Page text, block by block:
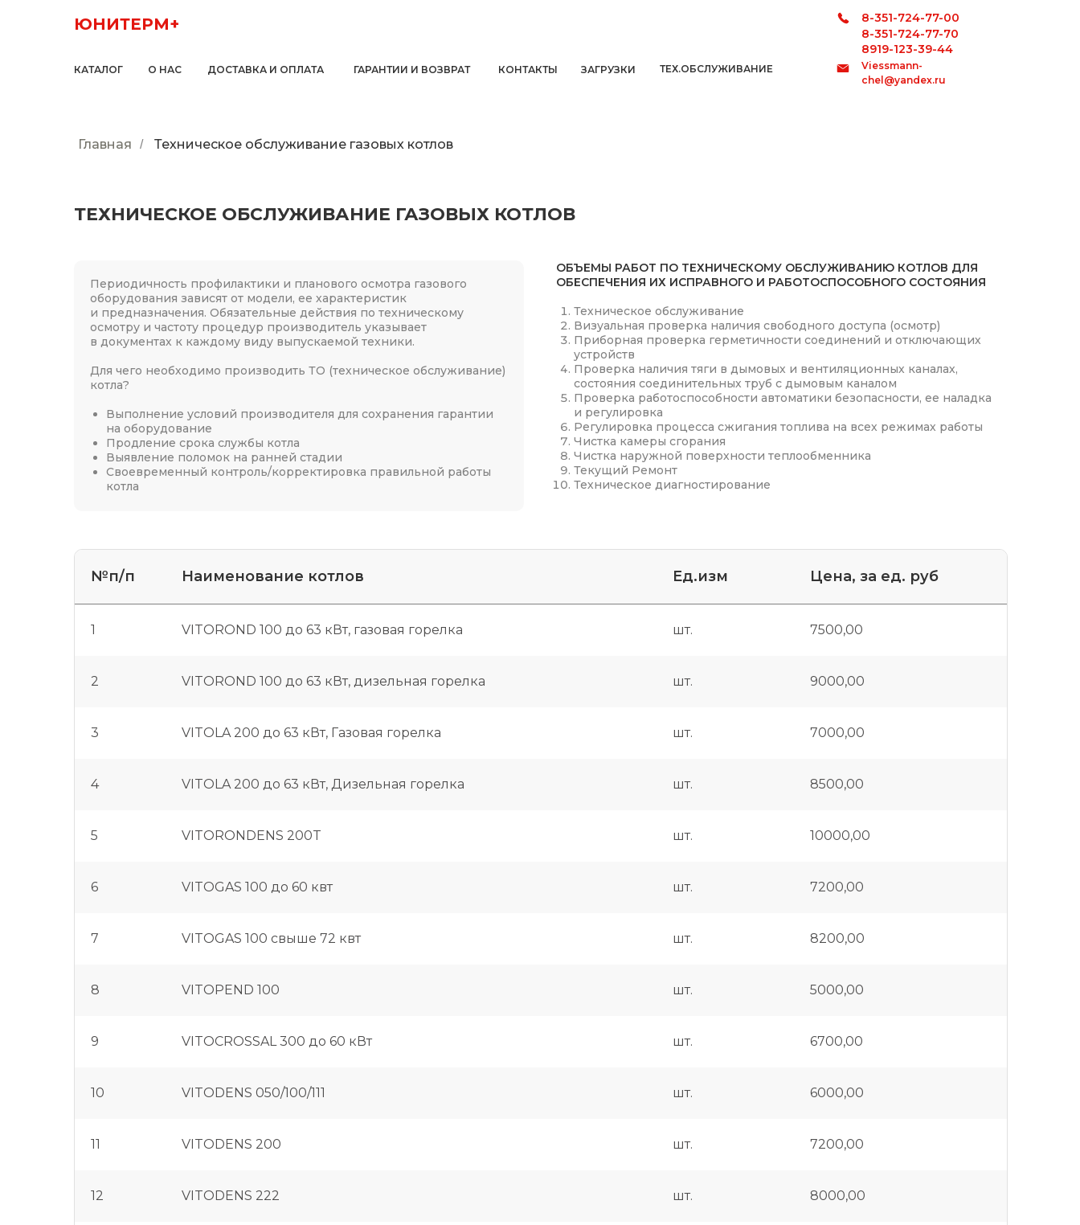
ЮНИТЕРМ+
КАТАЛОГ О НАС ДОСТАВКА И ОПЛАТА ГАРАНТИИ И ВОЗВРАТ КОНТАКТЫ ЗАГРУЗКИ ТЕХ.ОБСЛУЖИВАНИЕ
8-351-724-77-00
Viessmann-
chel@yandex.ru
8-351-724-77-70
8919-123-39-44
Главная / Техническое обслуживание газовых котлов
ТЕХНИЧЕСКОЕ ОБСЛУЖИВАНИЕ ГАЗОВЫХ КОТЛОВ
ОБЪЕМЫ РАБОТ ПО ТЕХНИЧЕСКОМУ ОБСЛУЖИВАНИЮ КОТЛОВ ДЛЯ
ОБЕСПЕЧЕНИЯ ИХ ИСПРАВНОГО И РАБОТОСПОСОБНОГО СОСТОЯНИЯ
Техническое обслуживание
Визуальная проверка наличия свободного доступа (осмотр)
Приборная проверка герметичности соединений и отключающих
устройств
Проверка наличия тяги в дымовых и вентиляционных каналах,
состояния соединительных труб с дымовым каналом
Проверка работоспособности автоматики безопасности, ее наладка
и регулировка
Регулировка процесса сжигания топлива на всех режимах работы
Чистка камеры сгорания
Чистка наружной поверхности теплообменника
Текущий Ремонт
Техническое диагностирование
Периодичность профилактики и планового осмотра газового
оборудования зависят от модели, ее характеристик
и предназначения. Обязательные действия по техническому
осмотру и частоту процедур производитель указывает
в документах к каждому виду выпускаемой техники.
Для чего необходимо производить ТО (техническое обслуживание)
котла?
Выполнение условий производителя для сохранения гарантии
на оборудование
Продление срока службы котла
Выявление поломок на ранней стадии
Своевременный контроль/корректировка правильной работы
котла
№п/п Наименование котлов Eд.изм Цена, за ед. руб
1 VITOROND 100 до 63 кВт, газовая горелка шт. 7500,00
2 VITOROND 100 до 63 кВт, дизельная горелка шт. 9000,00
3 VITOLA 200 до 63 кВт, Газовая горелка шт. 7000,00
4 VITOLA 200 до 63 кВт, Дизельная горелка шт. 8500,00
5 VITORONDENS 200T шт. 10000,00
6 VITOGAS 100 до 60 квт шт. 7200,00
7 VITOGAS 100 свыше 72 квт шт. 8200,00
8 VITOPEND 100 шт. 5000,00
9 VITOCROSSAL 300 до 60 кВт шт. 6700,00
10 VITODENS 050/100/111 шт. 6000,00
11 VITODENS 200 шт. 7200,00
12 VITODENS 222 шт. 8000,00